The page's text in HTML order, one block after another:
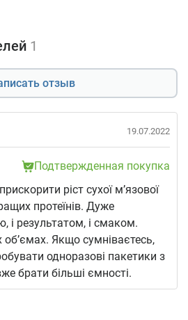
1
отзыв
19.07.2022
Подтвержденная покупка
ріст сухої м’язової
протеїнів. Дуже
і результатом, і смаком.
об’ємах. Якщо сумніваєтесь,
одноразові пакетики з
брати більші ємності.